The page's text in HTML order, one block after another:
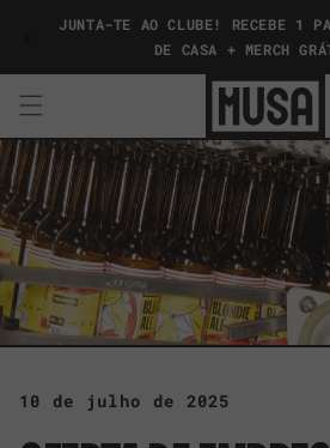
para o
JUNTA-TE AO CLUBE! RECEBE 1
DE CASA + MERCH
10 de julho de 2025